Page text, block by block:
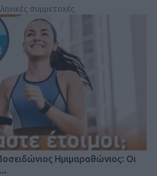
συμμετοχές
Ημιμαραθώνιος: Οι